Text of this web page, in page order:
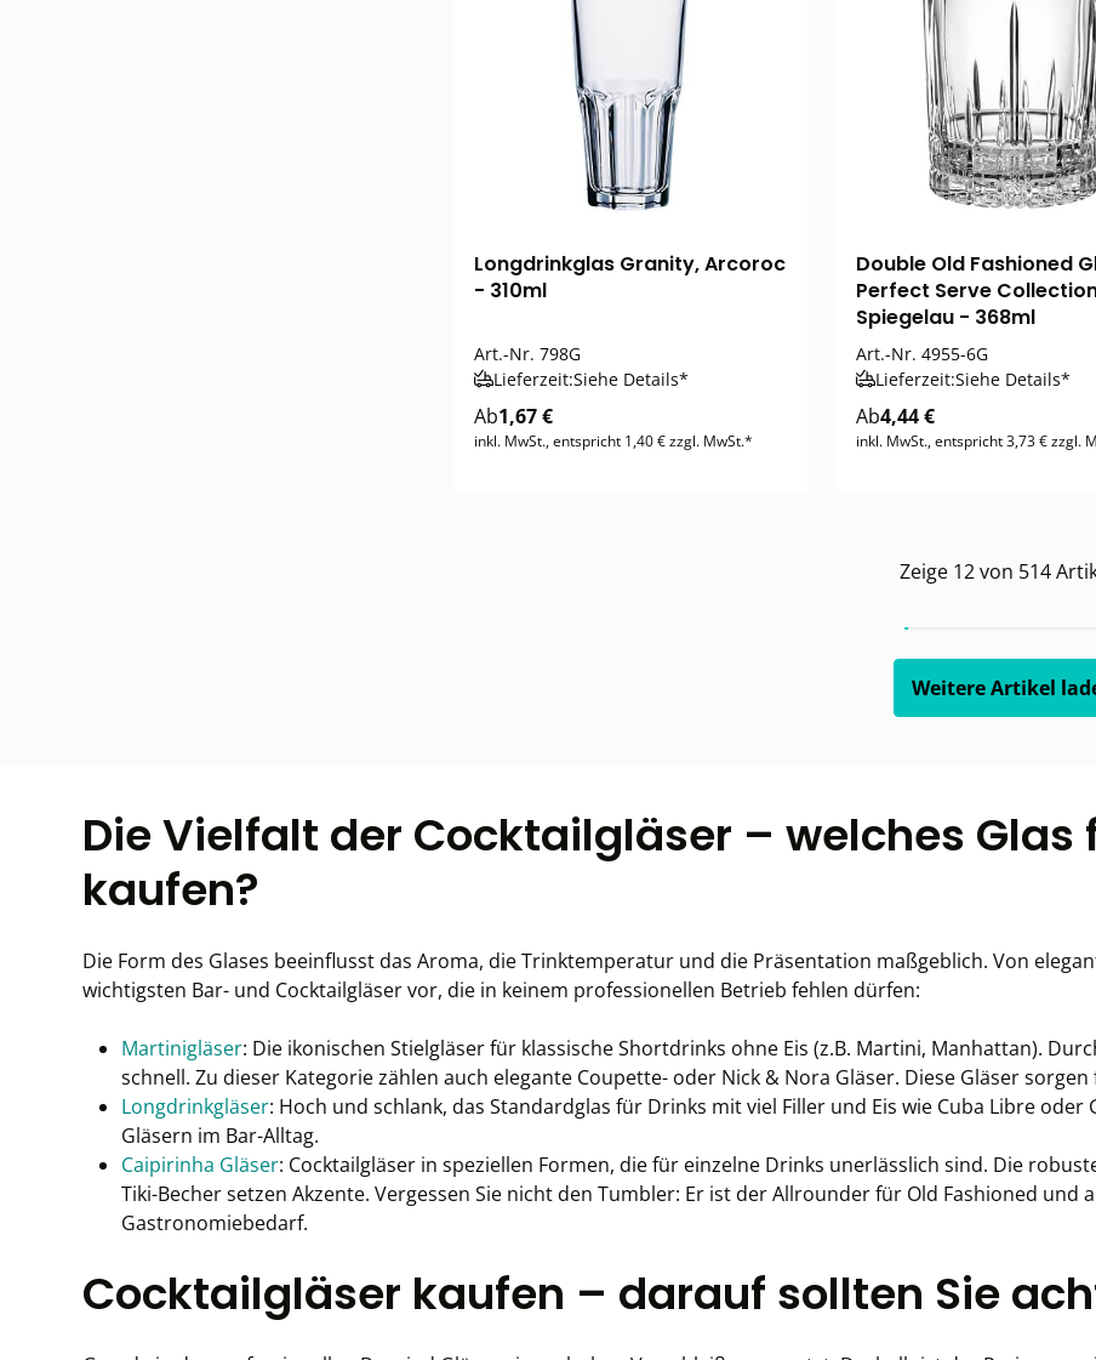
Longdrinkglas Granity, Arcoroc
- 310ml
Art.-Nr. 798G
Lieferzeit:Siehe Details*
Ab1,67 €
inkl. MwSt., entspricht 1,40 € zzgl. MwSt.*
Double Old Fashioned
Perfect Serve
Spiegelau - 368ml
Art.-Nr. 4955-6G
Lieferzeit:Siehe Details*
Ab4,44 €
inkl. MwSt., entspricht 3,73 € zzgl.
Zeige 12von 514
Weitere Artikel
Die Vielfalt der Cocktailgläser – welches Glas
kaufen?
Die Form des Glases beeinflusst das Aroma, die Trinktemperatur und die Präsentation maßgeblich. Von
wichtigsten Bar- und Cocktailgläser vor, die in keinem professionellen Betrieb fehlen dürfen:
Martinigläser: Die ikonischen Stielgläser für klassische Shortdrinks ohne Eis (z.B. Martini, Manhattan).
schnell. Zu dieser Kategorie zählen auch elegante Coupette- oder Nick & Nora Gläser. Diese Gläser
Longdrinkgläser: Hoch und schlank, das Standardglas für Drinks mit viel Filler und Eis wie Cuba Libre
Gläsern im Bar-Alltag.
Caipirinha Gläser: Cocktailgläser in speziellen Formen, die für einzelne Drinks unerlässlich sind. Die
Tiki-Becher setzen Akzente. Vergessen Sie nicht den Tumbler: Er ist der Allrounder für Old Fashioned
Gastronomiebedarf.
Cocktailgläser kaufen – darauf sollten Sie